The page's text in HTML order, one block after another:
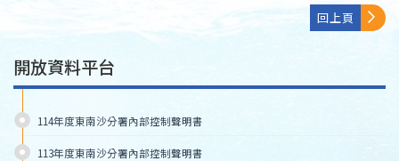
回上頁
開放資料平台
114年度東南沙分署內部控制聲明書
113年度東南沙分署內部控制聲明書